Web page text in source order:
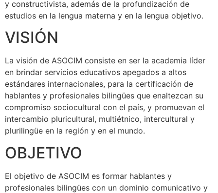
y constructivista, además de la profundización de
estudios en la lengua materna y en la lengua objetivo.
VISIÓN
La visión de ASOCIM consiste en ser la academia líder
en brindar servicios educativos apegados a altos
estándares internacionales, para la certificación de
hablantes y profesionales bilingües que enaltezcan su
compromiso sociocultural con el país, y promuevan el
intercambio pluricultural, multiétnico, intercultural y
plurilingüe en la región y en el mundo.
OBJETIVO
El objetivo de ASOCIM es formar hablantes y
profesionales bilingües con un dominio comunicativo y